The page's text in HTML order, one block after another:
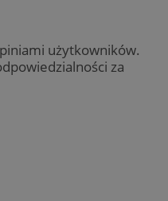
użytkowników.
za